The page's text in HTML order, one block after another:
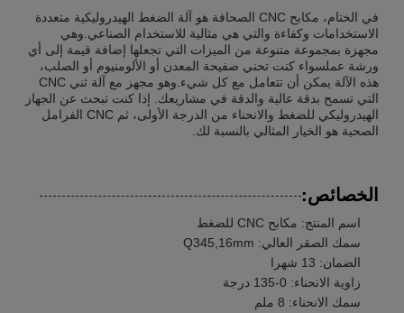
في الختام، مكابح CNC الصحافة هو آلة الضغط الهيدروليكية متعددة
الاستخدامات وكفاءة والتي هي مثالية للاستخدام الصناعي.وهي
مجهزة بمجموعة متنوعة من الميزات التي تجعلها إضافة قيمة إلى أي
ورشة عملسواء كنت تحني صفيحة المعدن أو الألومنيوم أو الصلب،
هذه الآلة يمكن أن تتعامل مع كل شيء.وهو مجهز مع آلة ثني CNC
التي تسمح بدقة عالية والدقة في مشاريعك. إذا كنت تبحث عن الجهاز
الهيدروليكي للضغط والانحناء من الدرجة الأولى، ثم CNC الفرامل
الصحية هو الخيار المثالي بالنسبة لك.
الخصائص:
اسم المنتج: مكابح CNC للضغط
سمك الصقر العالي: Q345,16mm
الضمان: 13 شهرا
زاوية الانحناء: 0-135 درجة
سمك الانحناء: 8 ملم